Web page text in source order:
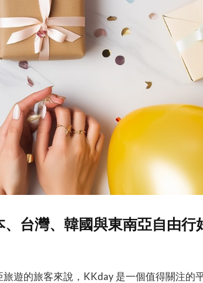
台灣、韓國與東南亞自由行
遊的旅客來說，KKday 是一個值得關注的